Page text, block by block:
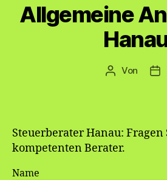
Allgemeine
Beitragsautor
Von
Steuerberater Hanau: Fragen
kompetenten Berater.
Name